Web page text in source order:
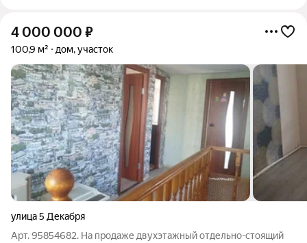
4 000 000 ₽
100,9 м² дом, участок
улица 5 Декабря
Арт. 95854682. На продаже двухэтажный отдельно-стоящий